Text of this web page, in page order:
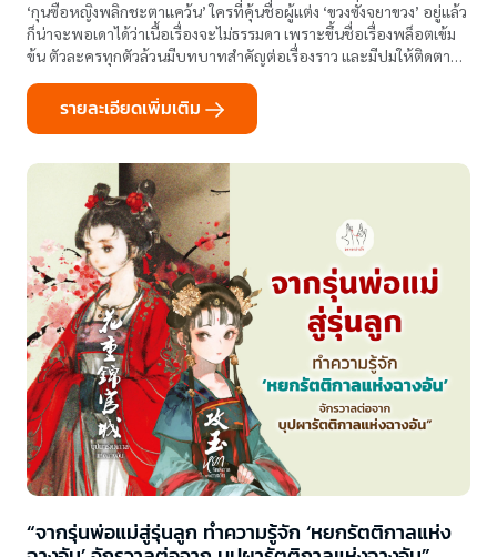
‘กุนซือหญิงพลิกชะตาแคว้น’ ใครที่คุ้นชื่อผู้แต่ง ‘ขวงซั่งจยาขวง’ อยู่แล้ว
ก็น่าจะพอเดาได้ว่าเนื้อเรื่องจะไม่ธรรมดา เพราะขึ้นชื่อเรื่องพล็อตเข้ม
ข้น ตัวละครทุกตัวล้วนมีบทบาทสำคัญต่อเรื่องราว และมีปมให้ติดตาม
รายละเอียดเพิ่มเติม
“จากรุ่นพ่อแม่สู่รุ่นลูก ทำความรู้จัก ‘หยกรัตติกาลแห่ง